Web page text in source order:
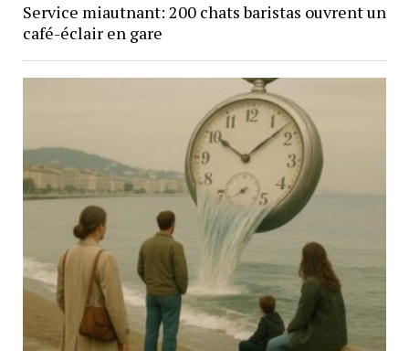
Service miautnant: 200 chats baristas ouvrent un
café-éclair en gare